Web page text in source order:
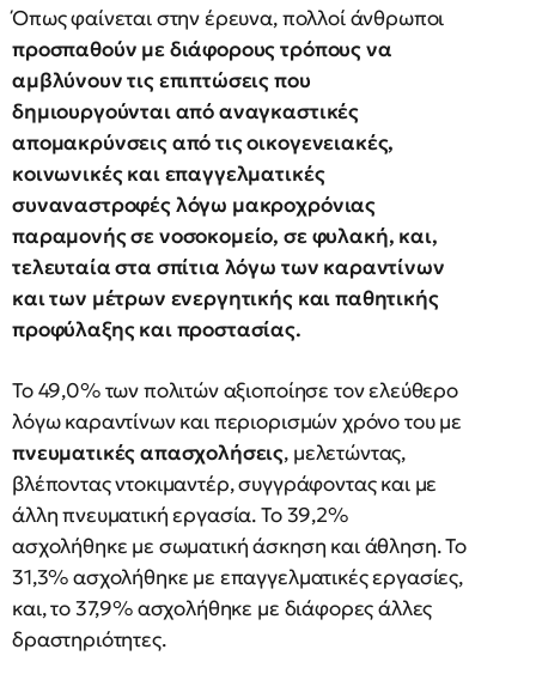
Όπως φαίνεται στην έρευνα, πολλοί άνθρωποι
προσπαθούν με διάφορους τρόπους να
αμβλύνουν τις επιπτώσεις που
δημιουργούνται από αναγκαστικές
απομακρύνσεις από τις οικογενειακές,
κοινωνικές και επαγγελματικές
συναναστροφές λόγω μακροχρόνιας
παραμονής σε νοσοκομείο, σε φυλακή, και,
τελευταία στα σπίτια λόγω των καραντίνων
και των μέτρων ενεργητικής και παθητικής
προφύλαξης και προστασίας.
Το 49,0% των πολιτών αξιοποίησε τον ελεύθερο
λόγω καραντίνων και περιορισμών χρόνο του με
πνευματικές απασχολήσεις, μελετώντας,
βλέποντας ντοκιμαντέρ, συγγράφοντας και με
άλλη πνευματική εργασία. Το 39,2%
ασχολήθηκε με σωματική άσκηση και άθληση. Το
31,3% ασχολήθηκε με επαγγελματικές εργασίες,
και, το 37,9% ασχολήθηκε με διάφορες άλλες
δραστηριότητες.